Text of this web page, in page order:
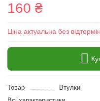
160 ₴
Ціна актуальна без
Товар
Втулки